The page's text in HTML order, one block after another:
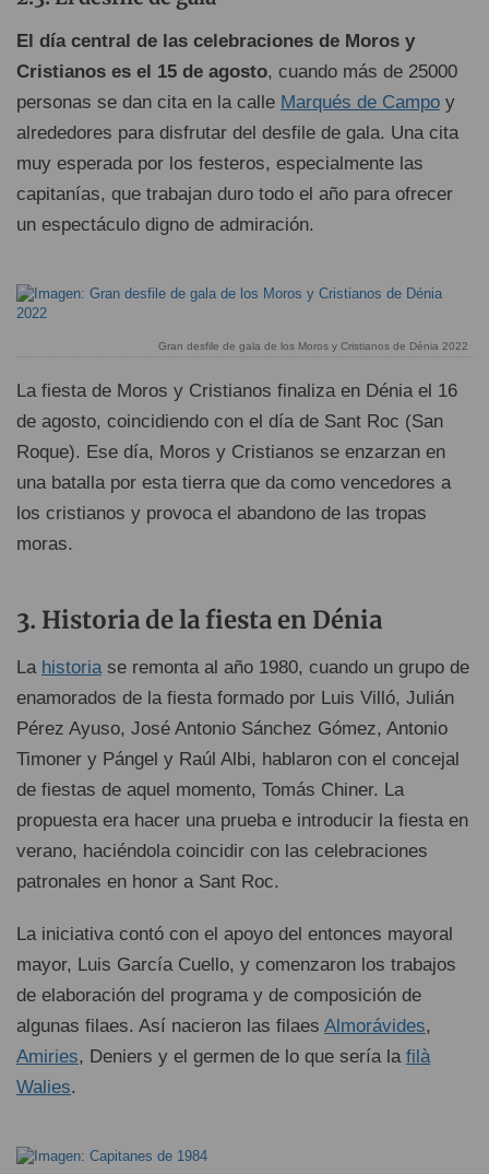
El día central de las celebraciones de Moros y
Cristianos es el 15 de agosto, cuando más de 25000
personas se dan cita en la calle Marqués de Campo y
alrededores para disfrutar del desfile de gala. Una cita
muy esperada por los festeros, especialmente las
capitanías, que trabajan duro todo el año para ofrecer
un espectáculo digno de admiración.
Gran desfile de gala de los Moros y Cristianos de Dénia 2022
La fiesta de Moros y Cristianos finaliza en Dénia el 16
de agosto, coincidiendo con el día de Sant Roc (San
Roque). Ese día, Moros y Cristianos se enzarzan en
una batalla por esta tierra que da como vencedores a
los cristianos y provoca el abandono de las tropas
moras.
Historia de la fiesta en Dénia
La historiase remonta al año 1980, cuando un grupo de
enamorados de la fiesta formado por Luis Villó, Julián
Pérez Ayuso, José Antonio Sánchez Gómez, Antonio
Timoner y Pángel y Raúl Albi, hablaron con el concejal
de fiestas de aquel momento, Tomás Chiner. La
propuesta era hacer una prueba e introducir la fiesta en
verano, haciéndola coincidir con las celebraciones
patronales en honor a Sant Roc.
La iniciativa contó con el apoyo del entonces mayoral
mayor, Luis García Cuello, y comenzaron los trabajos
de elaboración del programa y de composición de
algunas filaes. Así nacieron las filaes Almorávides,
Amiries, Deniers y el germen de lo que sería la filà
Walies.